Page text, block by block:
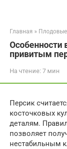
Главная »
Особенности
привитым
На чтение: 7 мин
Персик
косточковых
деталям.
позволяет
нестабильным